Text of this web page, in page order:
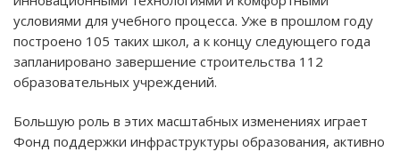
условиями для учебного процесса. Уже в прошлом году
построено 105 таких школ, а к концу следующего года
запланировано завершение строительства 112
образовательных учреждений.
Большую роль в этих масштабных изменениях играет
Фонд поддержки инфраструктуры образования, активно